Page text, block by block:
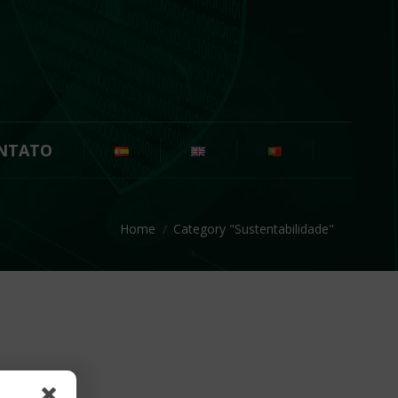
You are here:
Home Category "Sustentabilidade"